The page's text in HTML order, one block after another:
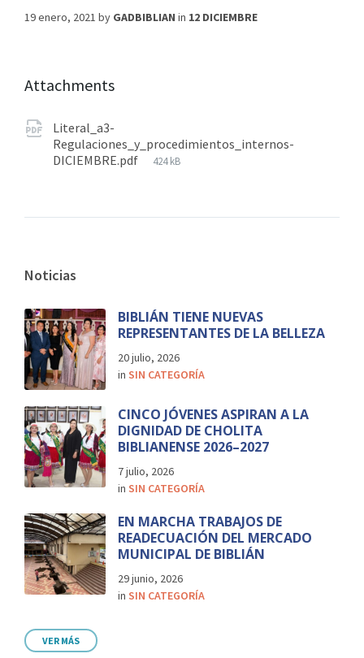
19 enero, 2021 by GADBIBLIAN in 12 DICIEMBRE
Attachments
Literal_a3-
Regulaciones_y_procedimientos_internos-
DICIEMBRE.pdf
424 kB
Noticias
BIBLIÁN TIENE NUEVAS
REPRESENTANTES DE LA BELLEZA
20 julio, 2026
in SIN CATEGORÍA
CINCO JÓVENES ASPIRAN A LA
DIGNIDAD DE CHOLITA
BIBLIANENSE 2026–2027
7 julio, 2026
in SIN CATEGORÍA
EN MARCHA TRABAJOS DE
READECUACIÓN DEL MERCADO
MUNICIPAL DE BIBLIÁN
29 junio, 2026
in SIN CATEGORÍA
VER MÁS